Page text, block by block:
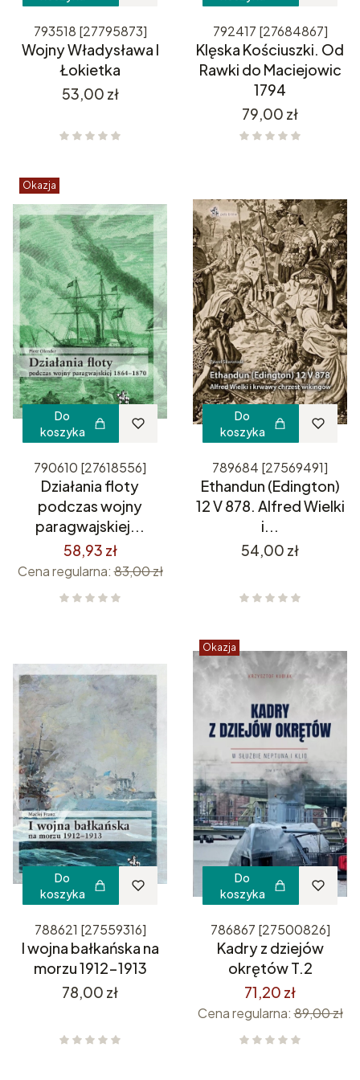
793518 [27795873]
Wojny Władysława I
Łokietka
Cena
53,00 zł
792417 [27684867]
Klęska Kościuszki. Od
Rawki do Maciejowic
1794
Cena
79,00 zł
Okazja
Do
koszyka
790610 [27618556]
Działania floty
podczas wojny
paragwajskiej...
58,93 zł
Cena regularna: 83,00 zł
Do
koszyka
789684 [27569491]
Ethandun (Edington)
12 V 878. Alfred Wielki
i...
Cena
54,00 zł
Do
koszyka
788621 [27559316]
I wojna bałkańska na
morzu 1912-1913
Cena
78,00 zł
Okazja
Do
koszyka
786867 [27500826]
Kadry z dziejów
okrętów T.2
71,20 zł
Cena regularna: 89,00 zł